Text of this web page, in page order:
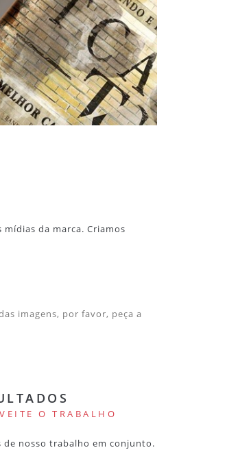
da marca. Criamos
imagens, por favor, peça a
O TRABALHO
nosso trabalho em conjunto.